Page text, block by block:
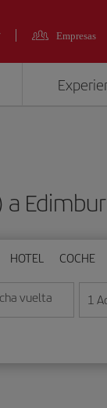
Empresas
HOTEL COCHE
día/mes/año
vuelta
la fecha en 1